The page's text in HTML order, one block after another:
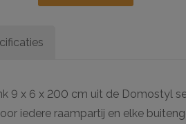
9 x 6 x 200 cm uit de Domostyl
iedere raampartij en elke